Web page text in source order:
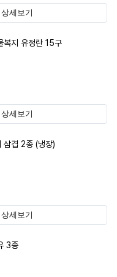
상세보기
복지 유정란 15구
상세보기
삼겹 2종 (냉장)
상세보기
3종